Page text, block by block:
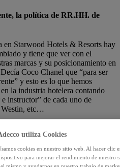
la política de RR.HH. de
en Starwood Hotels & Resorts hay
y tiene que ver con el
marcas y su posicionamiento en
Coco Chanel que “para ser
y esto es lo que hemos
la industria hotelera contando
instructor” de cada uno de
Westin, etc…
los sitios online en los que
y opiniones respecto
de algún modo a la gestión del
utiliza Cookies
cookies en nuestro sitio web. Al hacer clic
para mejorar el rendimiento de nuestro
mismo y ayudarnos en nuestro trabajo de